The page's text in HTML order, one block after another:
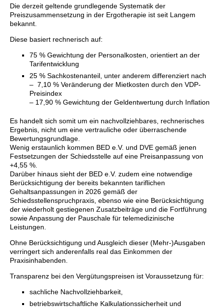
Die derzeit geltende grundlegende Systematik der
Preiszusammensetzung in der Ergotherapie ist seit Langem
bekannt.
Diese basiert rechnerisch auf:
75 % Gewichtung der Personalkosten, orientiert an der
Tarifentwicklung
25 % Sachkostenanteil, unter anderem differenziert nach
– 7,10 % Veränderung der Mietkosten durch den VDP-
Preisindex
– 17,90 % Gewichtung der Geldentwertung durch Inflation
Es handelt sich somit um ein nachvollziehbares, rechnerisches
Ergebnis, nicht um eine vertrauliche oder überraschende
Bewertungsgrundlage.
Wenig erstaunlich kommen BED e.V. und DVE gemäß jenen
Festsetzungen der Schiedsstelle auf eine Preisanpassung von
+4,55 %.
Darüber hinaus sieht der BED e.V. zudem eine notwendige
Berücksichtigung der bereits bekannten tariflichen
Gehaltsanpassungen in 2026 gemäß der
Schiedsstellenspruchpraxis, ebenso wie eine Berücksichtigung
der wiederholt gestiegenen Zusatzbeiträge und die Fortführung
sowie Anpassung der Pauschale für telemedizinische
Leistungen.
Ohne Berücksichtigung und Ausgleich dieser (Mehr-)Ausgaben
verringert sich anderenfalls real das Einkommen der
Praxisinhabenden.
Transparenz bei den Vergütungspreisen ist Voraussetzung für:
sachliche Nachvollziehbarkeit,
betriebswirtschaftliche Kalkulationssicherheit und